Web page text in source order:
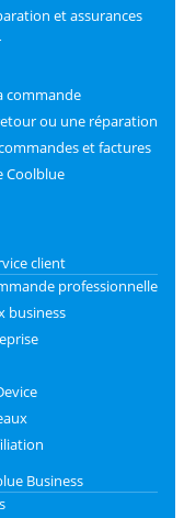
et assurances
commande
ou une réparation
et factures
Coolblue
client
professionnelle
business
Business